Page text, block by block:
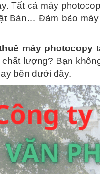
Tất cả máy
Bản… Đảm bảo
máy photocopy
lượng? Bạn
bên dưới đây.